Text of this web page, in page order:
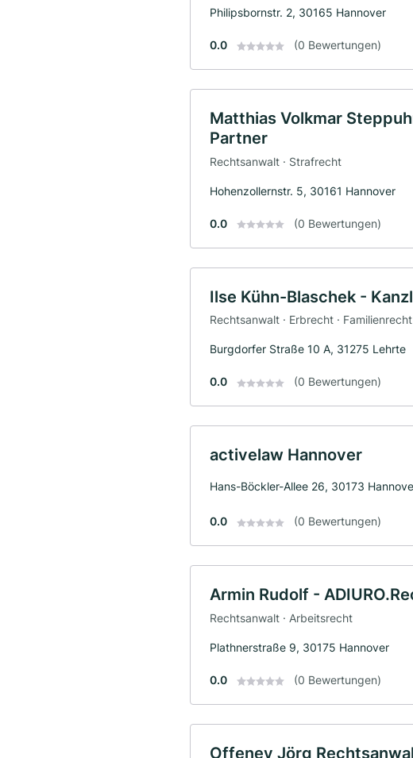
Philipsbornstr. 2, 30165 Hannover
0.0 (0 Bewertungen)
Matthias Volkmar
Partner
Rechtsanwalt · Strafrecht
Hohenzollernstr. 5, 30161 Hannover
0.0 (0 Bewertungen)
Ilse Kühn-Blaschek -
Rechtsanwalt · Erbrecht · Familienrecht
Burgdorfer Straße 10 A, 31275 Lehrte
0.0 (0 Bewertungen)
activelaw Hannover
Hans-Böckler-Allee 26, 30173
0.0 (0 Bewertungen)
Armin Rudolf -
Rechtsanwalt · Arbeitsrecht
Plathnerstraße 9, 30175 Hannover
0.0 (0 Bewertungen)
Offeney Jörg